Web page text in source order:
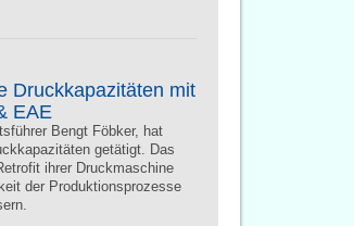
Druckkapazitäten mit
EAE
Bengt Föbker, hat
getätigt. Das
ihrer Druckmaschine
der Produktionsprozesse